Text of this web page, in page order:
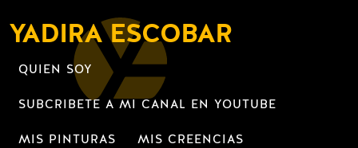
YADIRA ESCOBAR
QUIEN SOY
SUBCRIBETE A MI CANAL EN YOUTUBE
MIS PINTURAS MIS CREENCIAS